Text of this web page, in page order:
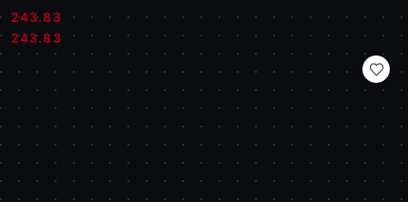
Cena:
243.83
Cena:
243.83